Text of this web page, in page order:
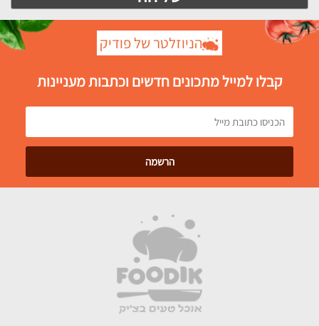
הניוזלטר של פודיק
קבלו למייל מתכונים חדשים וכתבות מעניינות